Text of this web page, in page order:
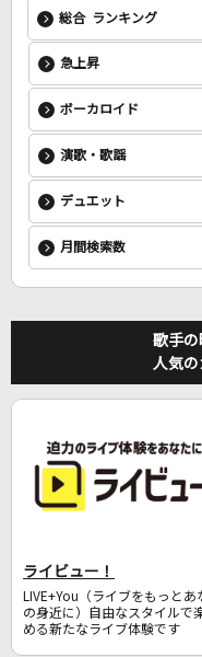
総合 ランキング
急上昇
ボーカロイド
演歌・歌謡
デュエット
月間検索数
歌手の
人気
ライビュー！
LIVE+You（ライブをもっとあ
の身近に）自由なスタイルで
める新たなライブ体験です